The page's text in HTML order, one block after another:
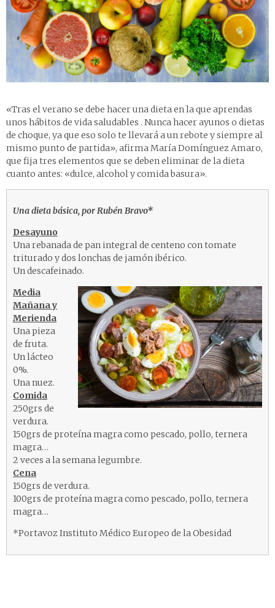
«Tras el verano se debe hacer una dieta en la que aprendas
unos hábitos de vida saludables . Nunca hacer ayunos o dietas
de choque, ya que eso solo te llevará a un rebote y siempre al
mismo punto de partida», afirma María Domínguez Amaro,
que fija tres elementos que se deben eliminar de la dieta
cuanto antes: «dulce, alcohol y comida basura».
Una dieta básica, por Rubén Bravo*
Desayuno
Una rebanada de pan integral de centeno con tomate
triturado y dos lonchas de jamón ibérico.
Un descafeinado.
Media
Mañana y
Merienda
Una pieza
de fruta.
Un lácteo
0%.
Una nuez.
Comida
250grs de
verdura.
150grs de proteína magra como pescado, pollo, ternera
magra…
2 veces a la semana legumbre.
Cena
150grs de verdura.
100grs de proteína magra como pescado, pollo, ternera
magra…
*Portavoz Instituto Médico Europeo de la Obesidad